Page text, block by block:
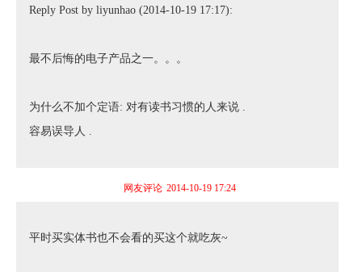
Reply Post by liyunhao (2014-10-19 17:17):
最不后悔的电子产品之一。。。
为什么不加个定语: 对有读书习惯的人来说 .
容易误导人 .
网友评论 2014-10-19 17:24
平时买实体书也不会看的买这个就吃灰~